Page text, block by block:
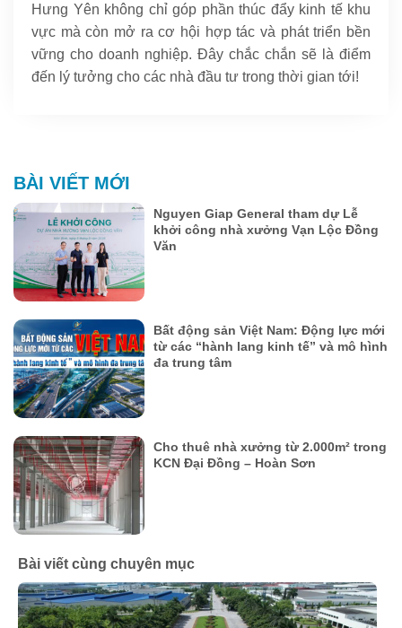
Hưng Yên không chỉ góp phần thúc đẩy kinh tế khu
vực mà còn mở ra cơ hội hợp tác và phát triển bền
vững cho doanh nghiệp. Đây chắc chắn sẽ là điểm
đến lý tưởng cho các nhà đầu tư trong thời gian tới!
BÀI VIẾT MỚI
Nguyen Giap General tham dự Lễ
khởi công nhà xưởng Vạn Lộc Đồng
Văn
Bất động sản Việt Nam: Động lực mới
từ các “hành lang kinh tế” và mô hình
đa trung tâm
Cho thuê nhà xưởng từ 2.000m² trong
KCN Đại Đồng – Hoàn Sơn
Bài viết cùng chuyên mục